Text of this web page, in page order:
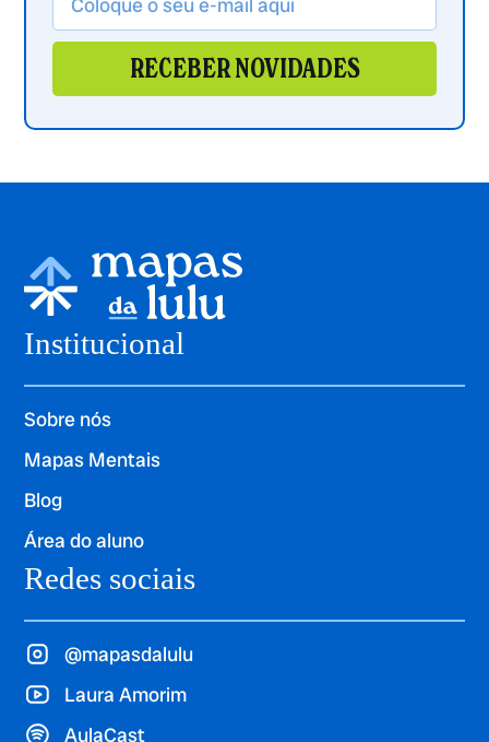
RECEBER NOVIDADES
Institucional
Sobre nós
Mapas Mentais
Blog
Área do aluno
Redes sociais
@mapasdalulu
Laura Amorim
AulaCast